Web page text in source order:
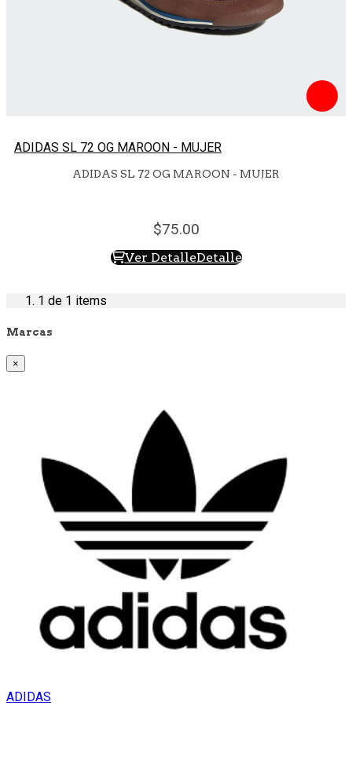
ADIDAS SL 72 OG MAROON - MUJER
ADIDAS SL 72 OG MAROON - MUJER
75.00
Ver DetalleDetalle
1 de 1 items
Marcas
×
ADIDAS